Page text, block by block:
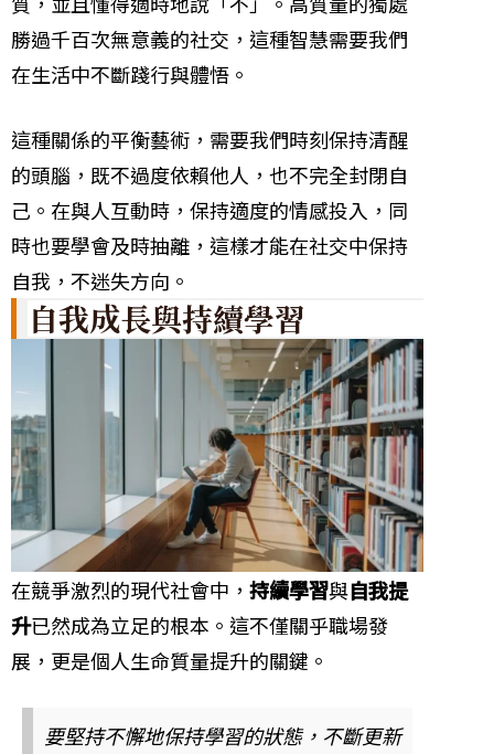
勝過千百次無意義的社交，這種智慧需要我們
在生活中不斷踐行與體悟。
這種關係的平衡藝術，需要我們時刻保持清醒
的頭腦，既不過度依賴他人，也不完全封閉自
己。在與人互動時，保持適度的情感投入，同
時也要學會及時抽離，這樣才能在社交中保持
自我，不迷失方向。
自我成長與持續學習
在競爭激烈的現代社會中， 持續學習與自我提
升已然成為立足的根本。這不僅關乎職場發
展，更是個人生命質量提升的關鍵。
要堅持不懈地保持學習的狀態，不斷更新